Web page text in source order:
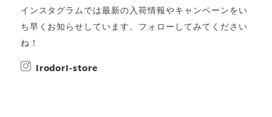
インスタグラムでは最新の入荷情報やキャンペーンをい
ち早くお知らせしています。フォローしてみてください
ね！
irodori-store